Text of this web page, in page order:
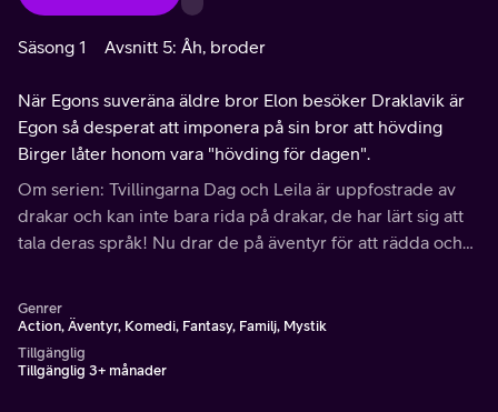
Säsong 1 Avsnitt 5: Åh, broder
När Egons suveräna äldre bror Elon besöker Draklavik är
Egon så desperat att imponera på sin bror att hövding
Birger låter honom vara "hövding för dagen".
Om serien: Tvillingarna Dag och Leila är uppfostrade av
drakar och kan inte bara rida på drakar, de har lärt sig att
tala deras språk! Nu drar de på äventyr för att rädda och
Genrer
Action, Äventyr, Komedi, Fantasy, Familj, Mystik
Tillgänglig
Tillgänglig 3+ månader